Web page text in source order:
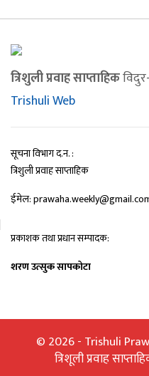
त्रिशुली प्रवाह साप्ताहिक
Trishuli Web
सूचना विभाग द.न. :
त्रिशुली प्रवाह साप्ताहिक
ईमेल:
प्रकाशक तथा प्रधान सम्पादक:
शरण उत्सुक सापकोटा
© 2026 - Trishuli
त्रिशूली प्रवाह